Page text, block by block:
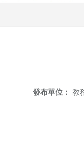
發布單位： 教